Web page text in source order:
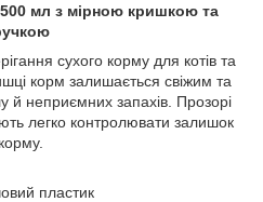
мл з мірною кришкою та
сухого корму для котів та
корм залишається свіжим та
й неприємних запахів. Прозорі
легко контролювати залишок
корму.
пластик